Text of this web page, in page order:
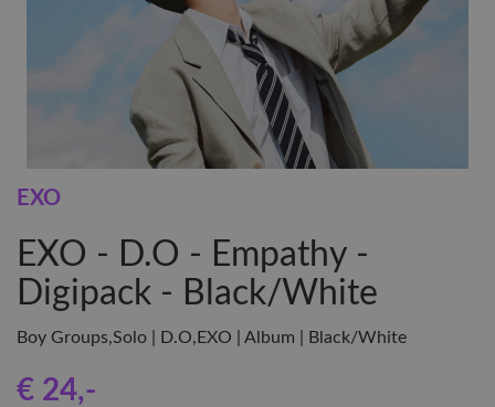
EXO
EXO - D.O - Empathy -
Digipack - Black/White
Boy Groups,Solo | D.O,EXO | Album | Black/White
€ 24,-